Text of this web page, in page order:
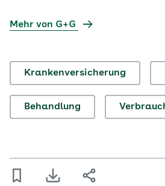
Mehr von G+G
Krankenversicherung
Behandlung